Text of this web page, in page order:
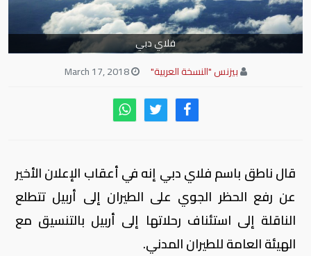
فلاي دبي
بيزنس "النسخة العربية"
March 17, 2018
قال ناطق باسم فلاي دبي إنه في أعقاب الإعلان الأخير
عن رفع الحظر الجوي على الطيران إلى أربيل تتطلع
الناقلة إلى استئناف رحلاتها إلى أربيل بالتنسيق مع
الهيئة العامة للطيران المدني.